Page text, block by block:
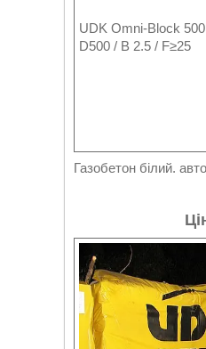
UDK Omni-Block 500
D500 / B 2.5 / F≥25
Газобетон білий.